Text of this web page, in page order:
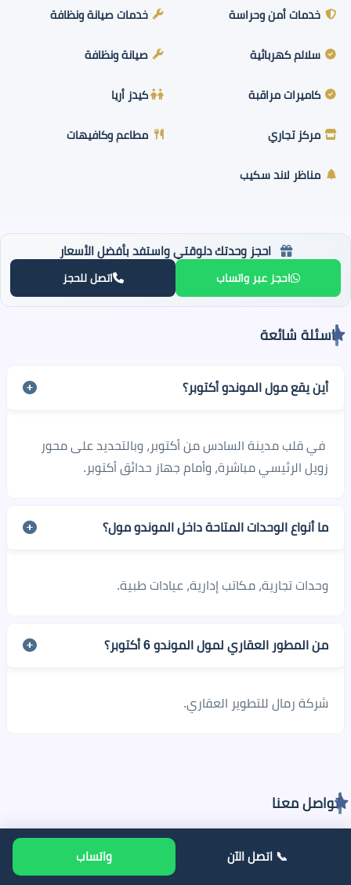
خدمات أمن وحراسة خدمات صيانة ونظافة
سلالم كهربائية صيانة ونظافة
كاميرات مراقبة كيدز أريا
مركز تجاري مطاعم وكافيهات
مناظر لاند سكيب
احجز وحدتك دلوقتي واستفد بأفضل الأسعار
احجز عبر واتساب اتصل للحجز
اسئلة شائعة
أين يقع مول الموندو أكتوبر؟
في قلب مدينة السادس من أكتوبر، وبالتحديد على محور
زويل الرئيسي مباشرة، وأمام جهاز حدائق أكتوبر.
ما أنواع الوحدات المتاحة داخل الموندو مول؟
وحدات تجارية، مكاتب إدارية، عيادات طبية.
من المطور العقاري لمول الموندو 6 أكتوبر؟
شركة رمال للتطوير العقاري.
تواصل معنا
📞 اتصل الآن واتساب